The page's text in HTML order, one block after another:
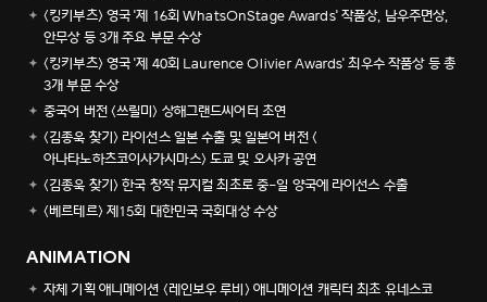
<킹키부츠> 영국 '제 16회 WhatsOnStage Awards' 작품상, 남우주면상,
안무상 등 3개 주요 부문 수상
<킹키부츠> 영국 '제 40회 Laurence Olivier Awards' 최우수 작품상 등 총
3개 부문 수상
중국어 버전 <쓰릴미> 상해그랜드씨어터 초연
<김종욱 찾기> 라이선스 일본 수출 및 일본어 버전 <
아나타노하츠코이사가시마스> 도쿄 및 오사카 공연
<김종욱 찾기> 한국 창작 뮤지컬 최초로 중-일 양국에 라이선스 수출
<베르테르> 제15회 대한민국 국회대상 수상
ANIMATION
자체 기획 애니메이션 <레인보우 루비> 애니메이션 캐릭터 최초 유네스코